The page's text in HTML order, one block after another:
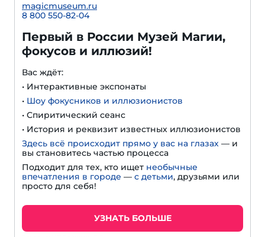
magicmuseum.ru
8 800 550-82-04
Первый в России Музей Магии,
фокусов и иллюзий!
Вас ждёт:
• Интерактивные экспонаты
• Шоу фокусников и иллюзионистов
• Спиритический сеанс
• История и реквизит известных иллюзионистов
Здесь всё происходит прямо у вас на глазах — и
вы становитесь частью процесса
Подходит для тех, кто ищет необычные
впечатления в городе — с детьми, друзьями или
просто для себя!
УЗНАТЬ БОЛЬШЕ